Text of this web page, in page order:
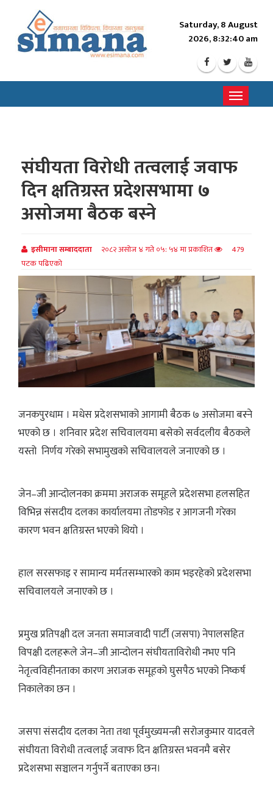
Saturday, 8 August
2026, 8:32:42 am
Toggle
संघीयता विरोधी तत्वलाई जवाफ
दिन क्षतिग्रस्त प्रदेशसभामा ७
असोजमा बैठक बस्ने
इसीमाना सम्बाददाता २०८२ असोज ४ गते ०५: ५४ मा प्रकाशित
479
पटक पढिएको
जनकपुरधाम । मधेस प्रदेशसभाको आगामी बैठक ७ असोजमा बस्ने
भएको छ । शनिवार प्रदेश सचिवालयमा बसेको सर्वदलीय बैठकले
यस्तो निर्णय गरेको सभामुखको सचिवालयले जनाएको छ ।
जेन–जी आन्दोलनका क्रममा अराजक समूहले प्रदेशसभा हलसहित
विभिन्न संसदीय दलका कार्यालयमा तोडफोड र आगजनी गरेका
कारण भवन क्षतिग्रस्त भएको थियो ।
हाल सरसफाइ र सामान्य मर्मतसम्भारको काम भइरहेको प्रदेशसभा
सचिवालयले जनाएको छ ।
प्रमुख प्रतिपक्षी दल जनता समाजवादी पार्टी (जसपा) नेपालसहित
विपक्षी दलहरूले जेन–जी आन्दोलन संघीयताविरोधी नभए पनि
नेतृत्वविहीनताका कारण अराजक समूहको घुसपैठ भएको निष्कर्ष
निकालेका छन ।
जसपा संसदीय दलका नेता तथा पूर्वमुख्यमन्त्री सरोजकुमार यादवले
संघीयता विरोधी तत्वलाई जवाफ दिन क्षतिग्रस्त भवनमै बसेर
प्रदेशसभा सञ्चालन गर्नुपर्ने बताएका छन।